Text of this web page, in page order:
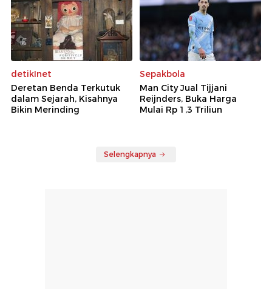
detikInet
Deretan Benda Terkutuk
dalam Sejarah, Kisahnya
Bikin Merinding
Sepakbola
Man City Jual Tijjani
Reijnders, Buka Harga
Mulai Rp 1,3 Triliun
Selengkapnya